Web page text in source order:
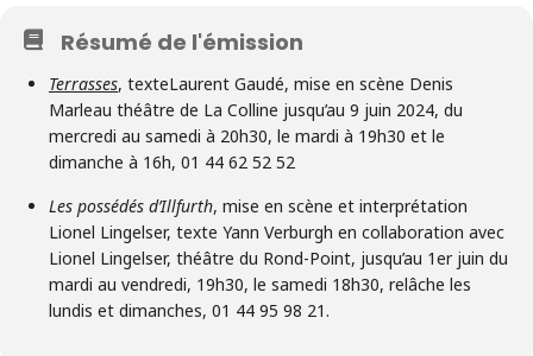
Résumé de l'émission
Terrasses, texteLaurent Gaudé, mise en scène Denis
Marleau théâtre de La Colline jusqu’au 9 juin 2024, du
mercredi au samedi à 20h30, le mardi à 19h30 et le
dimanche à 16h, 01 44 62 52 52
Les possédés d’Illfurth, mise en scène et interprétation
Lionel Lingelser, texte Yann Verburgh en collaboration avec
Lionel Lingelser, théâtre du Rond-Point, jusqu’au 1er juin du
mardi au vendredi, 19h30, le samedi 18h30, relâche les
lundis et dimanches, 01 44 95 98 21.